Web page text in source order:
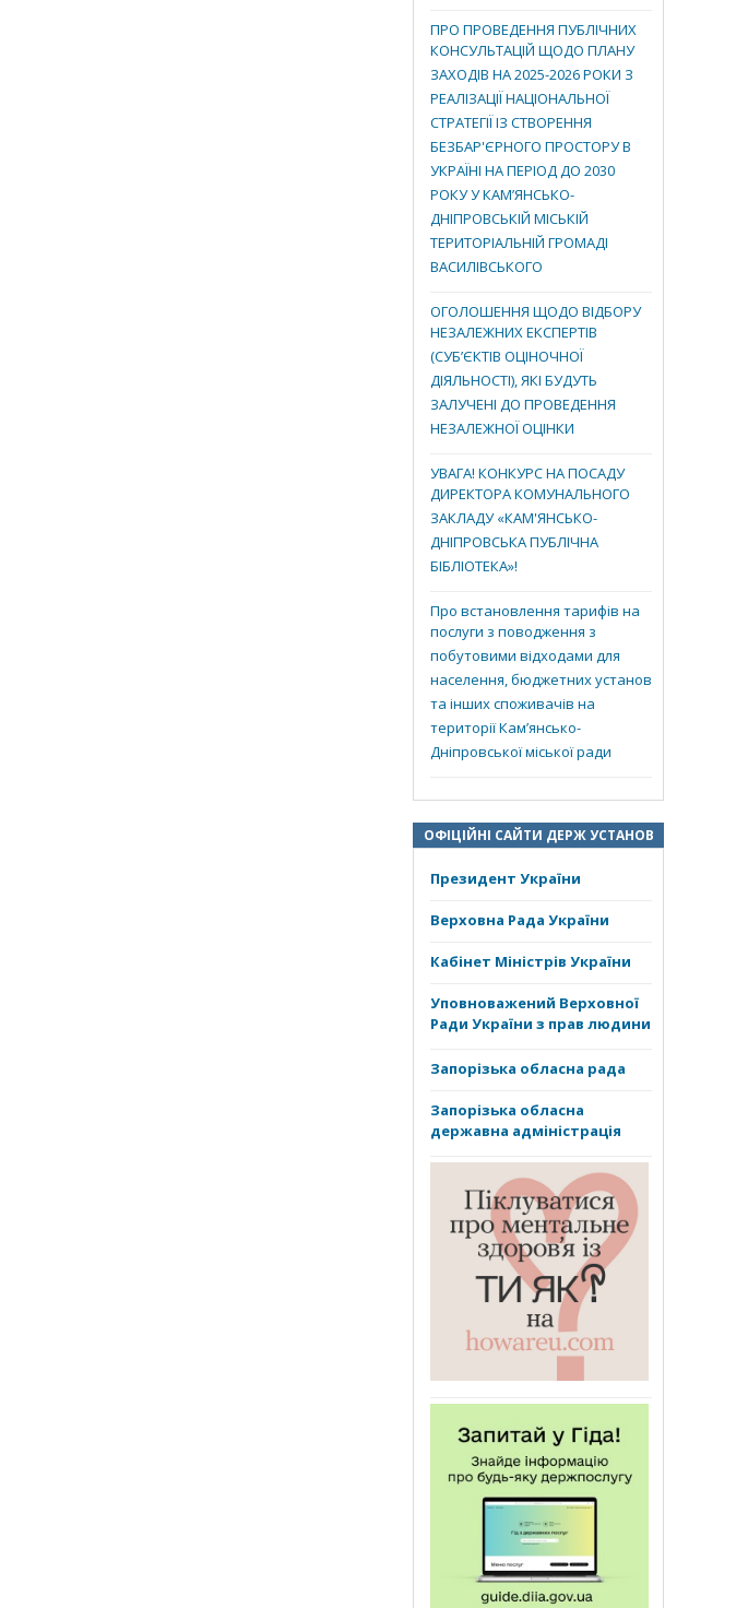
ПРО ПРОВЕДЕННЯ ПУБЛІЧНИХ
КОНСУЛЬТАЦІЙ ЩОДО ПЛАНУ
ЗАХОДІВ НА 2025-2026 РОКИ З
РЕАЛІЗАЦІЇ НАЦІОНАЛЬНОЇ
СТРАТЕГІЇ ІЗ СТВОРЕННЯ
БЕЗБАР'ЄРНОГО ПРОСТОРУ В
УКРАЇНІ НА ПЕРІОД ДО 2030
РОКУ У КАМ’ЯНСЬКО-
ДНІПРОВСЬКІЙ МІСЬКІЙ
ТЕРИТОРІАЛЬНІЙ ГРОМАДІ
ВАСИЛІВСЬКОГО
ОГОЛОШЕННЯ ЩОДО ВІДБОРУ
НЕЗАЛЕЖНИХ ЕКСПЕРТІВ
(СУБ’ЄКТІВ ОЦІНОЧНОЇ
ДІЯЛЬНОСТІ), ЯКІ БУДУТЬ
ЗАЛУЧЕНІ ДО ПРОВЕДЕННЯ
НЕЗАЛЕЖНОЇ ОЦІНКИ
УВАГА! КОНКУРС НА ПОСАДУ
ДИРЕКТОРА КОМУНАЛЬНОГО
ЗАКЛАДУ «КАМ'ЯНСЬКО-
ДНІПРОВСЬКА ПУБЛІЧНА
БІБЛІОТЕКА»!
Про встановлення тарифів на
послуги з поводження з
побутовими відходами для
населення, бюджетних установ
та інших споживачів на
території Кам’янсько-
Дніпровської міської ради
ОФІЦІЙНІ САЙТИ ДЕРЖ УСТАНОВ
Президент України
Верховна Рада України
Кабінет Міністрів України
Уповноважений Верховної
Ради України з прав людини
Запорізька обласна рада
Запорізька обласна
державна адміністрація